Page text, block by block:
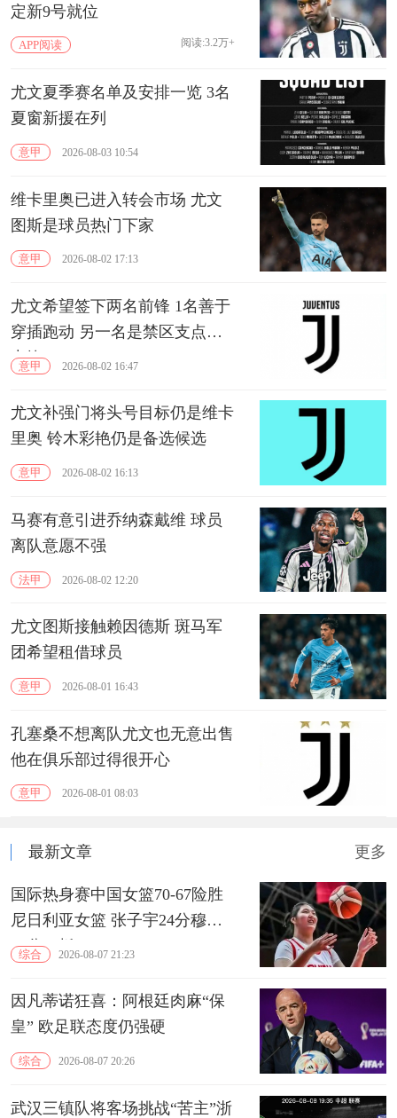
定新9号就位
APP阅读 阅读:3.2万+
尤文夏季赛名单及安排一览 3名
夏窗新援在列
意甲 2026-08-03 10:54
维卡里奥已进入转会市场 尤文
图斯是球员热门下家
意甲 2026-08-02 17:13
尤文希望签下两名前锋 1名善于
穿插跑动 另一名是禁区支点型
中锋
意甲 2026-08-02 16:47
尤文补强门将头号目标仍是维卡
里奥 铃木彩艳仍是备选候选
意甲 2026-08-02 16:13
马赛有意引进乔纳森戴维 球员
离队意愿不强
法甲 2026-08-02 12:20
尤文图斯接触赖因德斯 斑马军
团希望租借球员
意甲 2026-08-01 16:43
孔塞桑不想离队尤文也无意出售
他在俱乐部过得很开心
意甲 2026-08-01 08:03
最新文章 更多
国际热身赛中国女篮70-67险胜
尼日利亚女篮 张子宇24分穆萨
15分10板
综合 2026-08-07 21:23
因凡蒂诺狂喜：阿根廷肉麻“保
皇” 欧足联态度仍强硬
综合 2026-08-07 20:26
武汉三镇队将客场挑战“苦主”浙